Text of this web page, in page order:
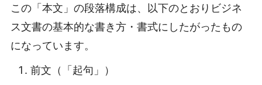
この「本文」の段落構成は、以下のとおりビジネ
ス文書の基本的な書き方・書式にしたがったもの
になっています。
前文（「起句」）